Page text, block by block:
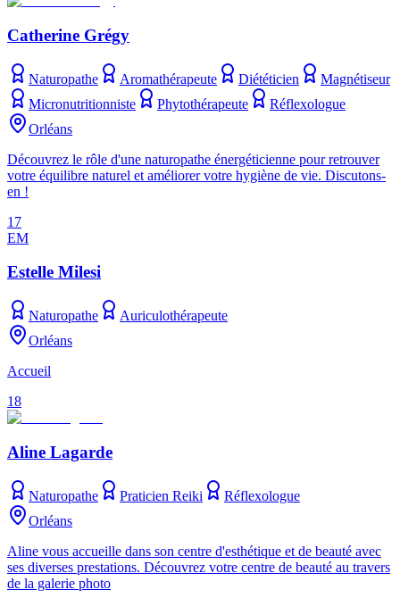
Catherine Grégy
Naturopathe Aromathérapeute Diététicien
Magnétiseur
Micronutritionniste
Phytothérapeute
Réflexologue
Orléans
Découvrez le rôle d'une naturopathe énergéticienne pour retrouver
votre équilibre naturel et améliorer votre hygiène de vie. Discutons-
en !
17
EM
Estelle Milesi
Naturopathe
Auriculothérapeute
Orléans
Accueil
18
Aline Lagarde
Naturopathe Praticien Reiki
Réflexologue
Orléans
Aline vous accueille dans son centre d'esthétique et de beauté avec
ses diverses prestations. Découvrez votre centre de beauté au travers
de la galerie photo